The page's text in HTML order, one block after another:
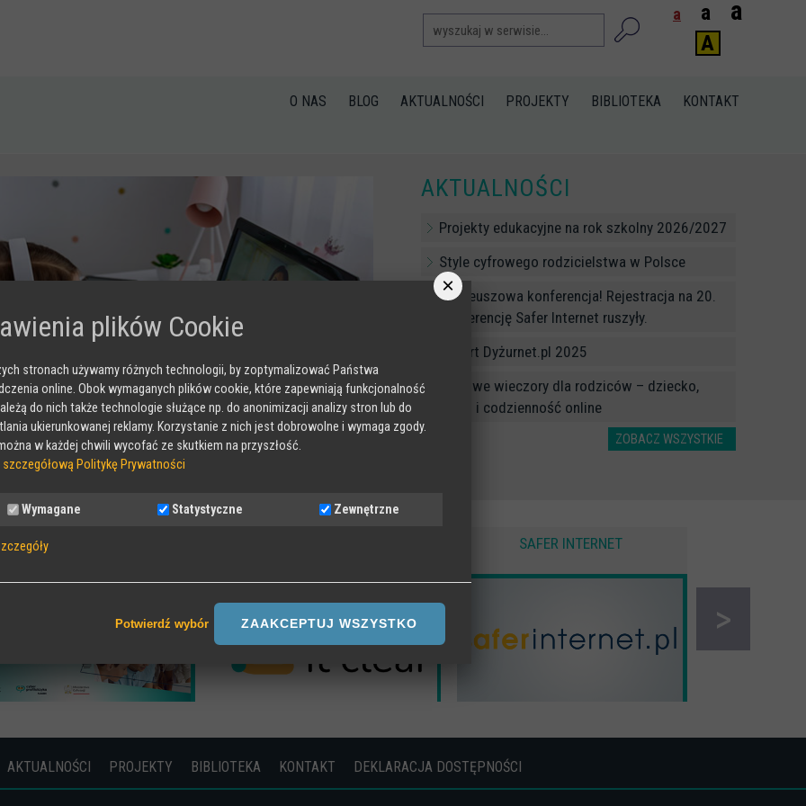
a a a
A
O NAS BLOG AKTUALNOŚCI PROJEKTY BIBLIOTEKA KONTAKT
AKTUALNOŚCI
Projekty edukacyjne na rok szkolny 2026/2027
Style cyfrowego rodzicielstwa w Polsce
Jubileuszowa konferencja! Rejestracja na 20.
Konferencję Safer Internet ruszyły.
Raport Dyżurnet.pl 2025
Cyfrowe wieczory dla rodziców – dziecko,
ekran i codzienność online
ZOBACZ WSZYSTKIE
SAFER INTERNET
>
AKTUALNOŚCI PROJEKTY BIBLIOTEKA KONTAKT DEKLARACJA DOSTĘPNOŚCI
×
plików Cookie
stronach używamy różnych technologii, by zoptymalizować Państwa
online. Obok wymaganych plików cookie, które zapewniają funkcjonalność
do nich także technologie służące np. do anonimizacji analizy stron lub do
ukierunkowanej reklamy. Korzystanie z nich jest dobrowolne i wymaga zgody.
w każdej chwili wycofać ze skutkiem na przyszłość.
Politykę Prywatności
Wymagane Statystyczne Zewnętrzne
pliki Cookies wymagane do działania strony, przechowywane podczas wizyty na
np zapamiętany wybór języka strony
statystyki odwiedzin strony oraz zachowania użytkownika
Potwierdź wybór ZAAKCEPTUJ WSZYSTKO